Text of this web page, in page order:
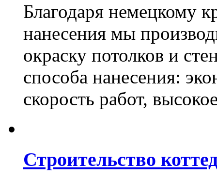
Благодаря немецкому
нанесения мы
окраску потолков и
способа нанесения:
скорость работ,
Строительство